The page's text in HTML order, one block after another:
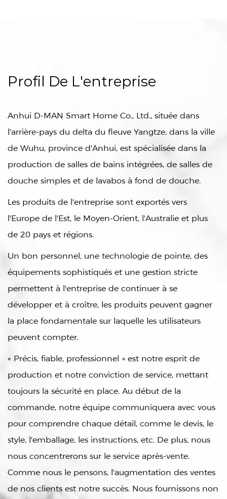
Profil De L'entreprise
Anhui D-MAN Smart Home Co., Ltd., située dans
l'arrière-pays du delta du fleuve Yangtze, dans la ville
de Wuhu, province d'Anhui, est spécialisée dans la
production de salles de bains intégrées, de salles de
douche simples et de lavabos à fond de douche.
Les produits de l'entreprise sont exportés vers
l'Europe de l'Est, le Moyen-Orient, l'Australie et plus
de 20 pays et régions.
Un bon personnel, une technologie de pointe, des
équipements sophistiqués et une gestion stricte
permettent à l'entreprise de continuer à se
développer et à croître, les produits peuvent gagner
la place fondamentale sur laquelle les utilisateurs
peuvent compter.
« Précis, fiable, professionnel » est notre esprit de
production et notre conviction de service, mettant
toujours la sécurité en place. Au début de la
commande, notre équipe communiquera avec vous
pour comprendre chaque détail, comme le devis, le
style, l'emballage, les instructions, etc. De plus, nous
nous concentrerons sur le service après-vente.
Comme nous le pensons, l'augmentation des ventes
de nos clients est notre succès. Nous fournissons non